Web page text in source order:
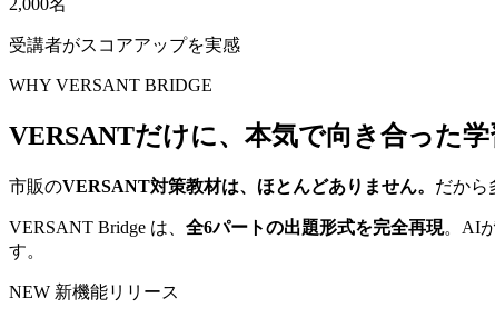
2,000名
受講者がスコアアップを実感
WHY VERSANT BRIDGE
VERSANTだけに、本気で向き合った
市販のVERSANT対策教材は、ほとんどありません。 だから
VERSANT Bridge は、 全6パートの出題形式を完全再現。AI
す。
NEW 新機能リリース